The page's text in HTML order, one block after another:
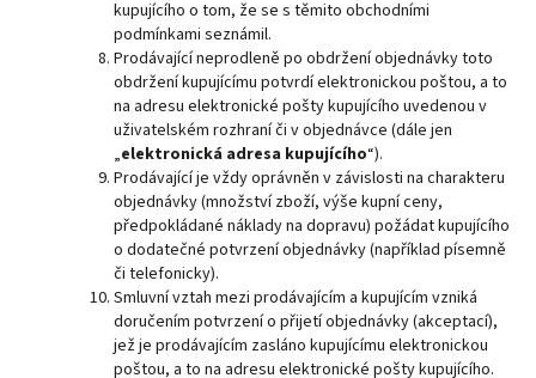
kupujícího o tom, že se s těmito obchodními
podmínkami seznámil.
Prodávající neprodleně po obdržení objednávky toto
obdržení kupujícímu potvrdí elektronickou poštou, a to
na adresu elektronické pošty kupujícího uvedenou v
uživatelském rozhraní či v objednávce (dále jen
„elektronická adresa kupujícího“).
Prodávající je vždy oprávněn v závislosti na charakteru
objednávky (množství zboží, výše kupní ceny,
předpokládané náklady na dopravu) požádat kupujícího
o dodatečné potvrzení objednávky (například písemně
či telefonicky).
Smluvní vztah mezi prodávajícím a kupujícím vzniká
doručením potvrzení o přijetí objednávky (akceptací),
jež je prodávajícím zasláno kupujícímu elektronickou
poštou, a to na adresu elektronické pošty kupujícího.